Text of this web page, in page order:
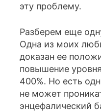
эту проблему.
Разберем еще
Одна из моих
доказан ее
повышение
400%. Но есть
не может
энцефалический